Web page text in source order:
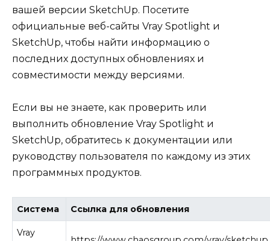
вашей версии SketchUp. Посетите
официальные веб-сайты Vray Spotlight и
SketchUp, чтобы найти информацию о
последних доступных обновлениях и
совместимости между версиями.
Если вы не знаете, как проверить или
выполнить обновление Vray Spotlight и
SketchUp, обратитесь к документации или
руководству пользователя по каждому из этих
программных продуктов.
Система Ссылка для обновления
Vray